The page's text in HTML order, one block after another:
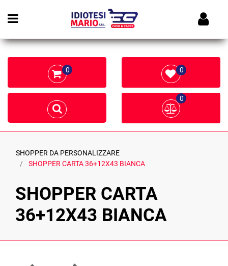
Open menu
0 0
0
SHOPPER DA PERSONALIZZARE
SHOPPER CARTA 36+12X43 BIANCA
SHOPPER CARTA
36+12X43 BIANCA